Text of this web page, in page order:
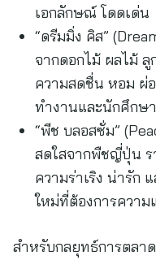
เอกลักษณ์ โดดเด่น
“ดรีมมิ่ง คิส”
จากดอกไม้ ผลไม้ ลู
ความสดชื่น หอม ผ่
ทำงานและนักศึกษ
“พีช บลอสซั่ม”
สดใสจากพืชญี่ปุ่น ร
ความร่าเริง น่ารัก
ใหม่ที่ต้องการความ
สำหรับกลยุทธ์การตลา